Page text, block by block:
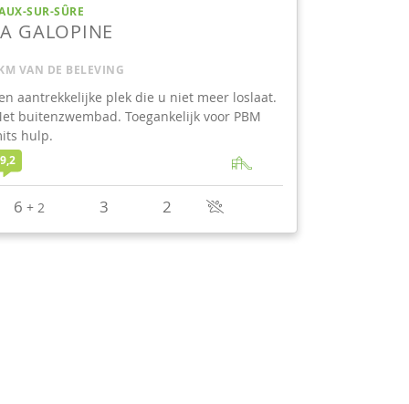
SUR-SÛRE
GALOPINE
VAN DE BELEVING
aantrekkelijke plek die u niet meer loslaat.
buitenzwembad. Toegankelijk voor PBM
hulp.
9,2
6 +2 3 2